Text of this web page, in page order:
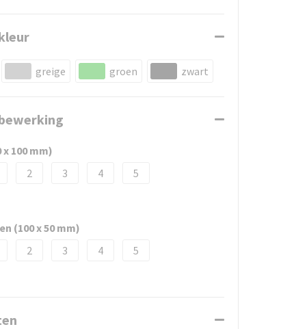
greige groen zwart
100 mm)
2 3 4
5
(100 x 50 mm)
2 3 4
5